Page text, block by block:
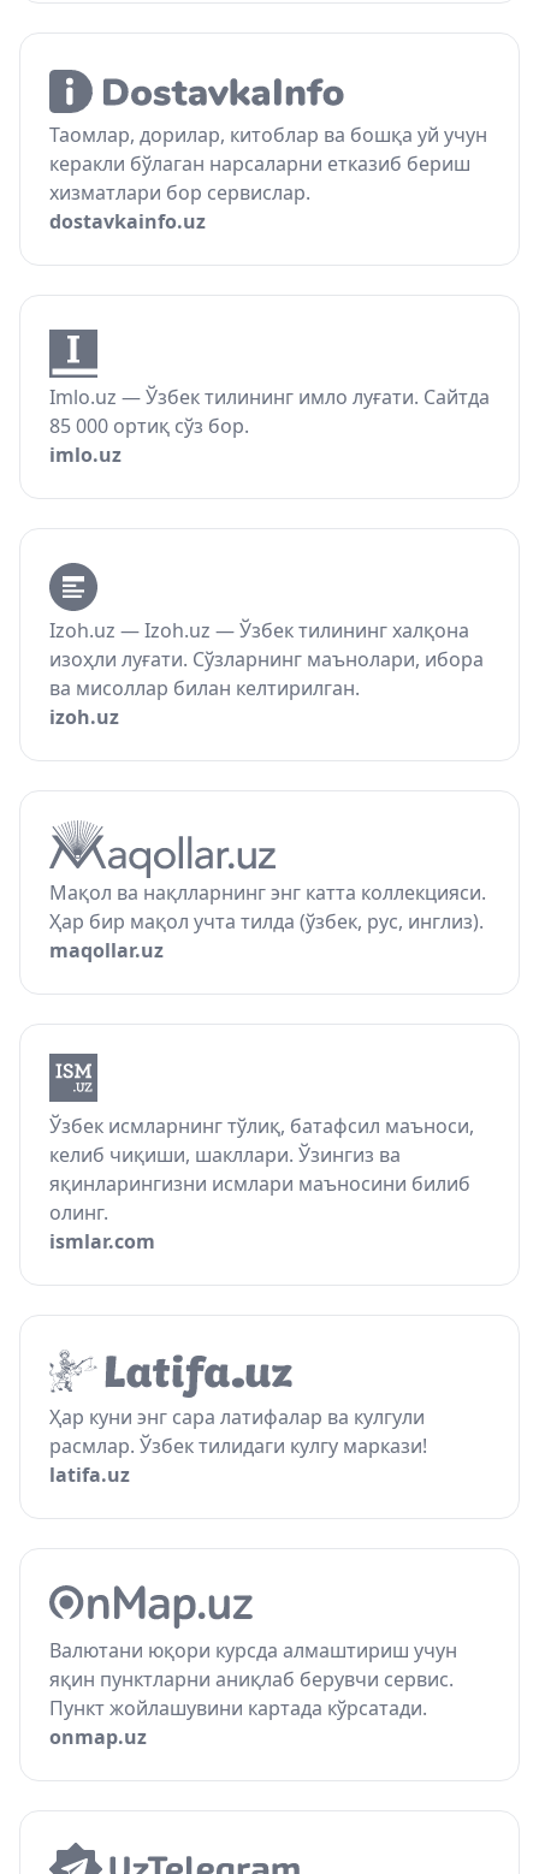
Таомлар, дорилар, китоблар ва бошқа уй учун
керакли бўлаган нарсаларни етказиб бериш
хизматлари бор сервислар.
dostavkainfo.uz
Imlo.uz — Ўзбек тилининг имло луғати. Сайтда
85 000 ортиқ сўз бор.
imlo.uz
Izoh.uz — Izoh.uz — Ўзбек тилининг халқона
изоҳли луғати. Сўзларнинг маънолари, ибора
ва мисоллар билан келтирилган.
izoh.uz
Мақол ва нақлларнинг энг катта коллекцияси.
Ҳар бир мақол учта тилда (ўзбек, рус, инглиз).
maqollar.uz
Ўзбек исмларнинг тўлиқ, батафсил маъноси,
келиб чиқиши, шакллари. Ўзингиз ва
яқинларингизни исмлари маъносини билиб
олинг.
ismlar.com
Ҳар куни энг сара латифалар ва кулгули
расмлар. Ўзбек тилидаги кулгу маркази!
latifa.uz
Валютани юқори курсда алмаштириш учун
яқин пунктларни аниқлаб берувчи сервис.
Пункт жойлашувини картада кўрсатади.
onmap.uz